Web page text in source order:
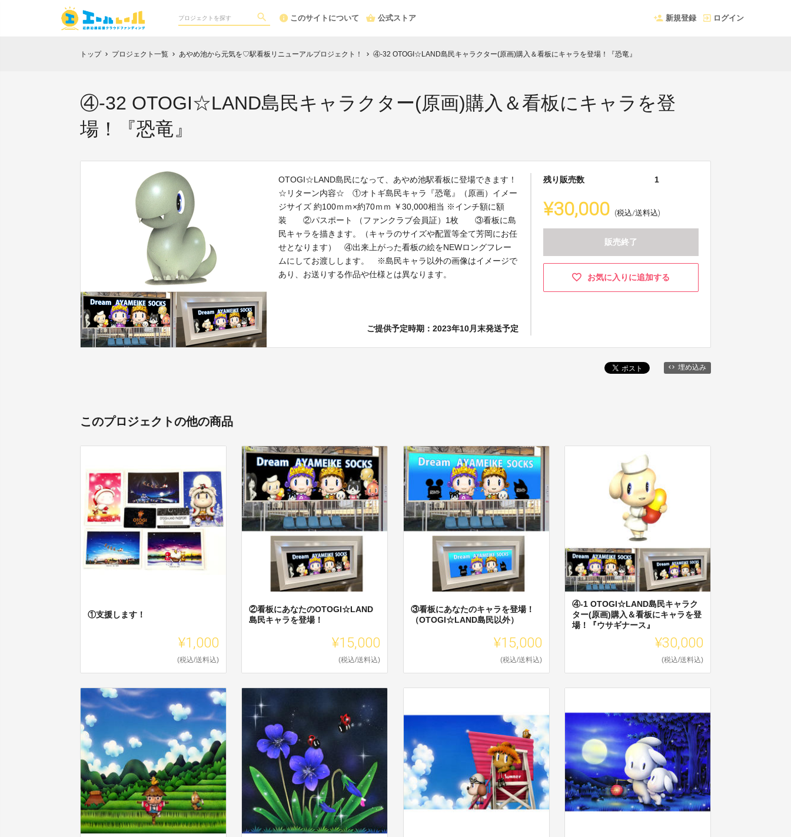
このサイトについて 公式ストア 新規登録 ログイン
トップ chevron_right プロジェクト一覧 chevron_right あやめ池から元気を♡駅看板リニューアルプロジェクト！ chevron_right ④-32 OTOGI☆LAND島民キャラクター(原画)購入＆看板にキャラを登場！『恐竜』
④-32 OTOGI☆LAND島民キャラクター(原画)購入＆看板にキャラを登
場！『恐竜』
OTOGI☆LAND島民になって、あやめ池駅看板に登場できます！
☆リターン内容☆ ①オトギ島民キャラ『恐竜』（原画）イメー
ジサイズ 約100ｍｍ×約70ｍｍ ￥30,000相当 ※インチ額に額
装 ②パスポート （ファンクラブ会員証）1枚 ③看板に島
民キャラを描きます。（キャラのサイズや配置等全て芳岡にお任
せとなります） ④出来上がった看板の絵をNEWロングフレー
ムにしてお渡しします。 ※島民キャラ以外の画像はイメージで
あり、お送りする作品や仕様とは異なります。
ご提供予定時期：2023年10月末発送予定
残り販売数 1
¥30,000 (税込/送料込)
販売終了
お気に入りに追加する
埋め込み
このプロジェクトの他の商品
①支援します！
¥1,000
(税込/送料込)
②看板にあなたのOTOGI☆LAND
島民キャラを登場！
¥15,000
(税込/送料込)
③看板にあなたのキャラを登場！
（OTOGI☆LAND島民以外）
¥15,000
(税込/送料込)
④-1 OTOGI☆LAND島民キャラク
ター(原画)購入＆看板にキャラを登
場！『ウサギナース』
¥30,000
(税込/送料込)